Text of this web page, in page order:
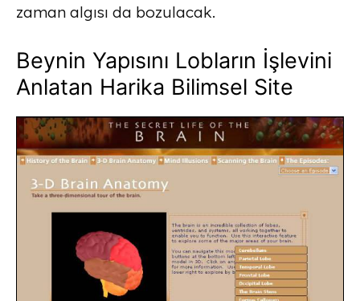
zaman algısı da bozulacak.
Beynin Yapısını Lobların İşlevini
Anlatan Harika Bilimsel Site